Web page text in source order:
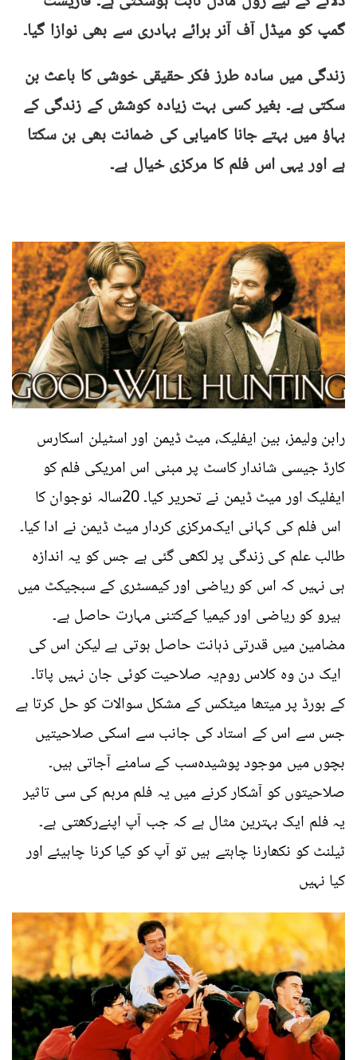
گمپ کو میڈل آف آنر برائے بہادری سے بھی نوازا گیا۔
زندگی میں سادہ طرز فکر حقیقی خوشی کا باعث بن
سکتی ہے۔ بغیر کسی بہت زیادہ کوشش کے زندگی کے
بہاؤ میں بہتے جانا کامیابی کی ضمانت بھی بن سکتا
ہے اور یہی اس فلم کا مرکزی خیال ہے۔
رابن ولیمز، بین ایفلیک، میٹ ڈیمن اور اسٹیلن اسکارس
کارڈ جیسی شاندار کاسٹ پر مبنی اس امریکی فلم کو
ایفلیک اور میٹ ڈیمن نے تحریر کیا۔ 20سالہ نوجوان کا
مرکزی کردار میٹ ڈیمن نے ادا کیا۔اس فلم کی کہانی ایک
طالب علم کی زندگی پر لکھی گئی ہے جس کو یہ اندازہ
ہی نہیں کہ اس کو ریاضی اور کیمسٹری کے سبجیکٹ میں
کتنی مہارت حاصل ہے۔ہیرو کو ریاضی اور کیمیا کے
مضامین میں قدرتی ذہانت حاصل ہوتی ہے لیکن اس کی
یہ صلاحیت کوئی جان نہیں پاتا۔ایک دن وہ کلاس روم
کے بورڈ پر میتھا میٹکس کے مشکل سوالات کو حل کرتا ہے
جس سے اس کے استاد کی جانب سے اسکی صلاحیتیں
سب کے سامنے آجاتی ہیں۔بچوں میں موجود پوشیدہ
صلاحیتوں کو آشکار کرنے میں یہ فلم مرہم کی سی تاثیر
رکھتی ہے۔یہ فلم ایک بہترین مثال ہے کہ جب آپ اپنے
ٹیلنٹ کو نکھارنا چاہتے ہیں تو آپ کو کیا کرنا چاہیئے اور
کیا نہیں